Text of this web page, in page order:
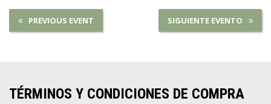
PREVIOUS EVENT SIGUIENTE EVENTO
TÉRMINOS Y CONDICIONES DE COMPRA